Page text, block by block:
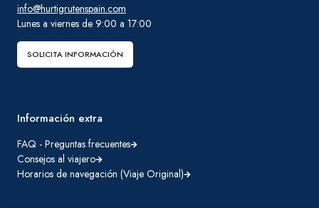
info@hurtigrutenspain.com
Lunes a viernes de 9:00 a 17:00
SOLICITA INFORMACIÓN
Información extra
FAQ - Preguntas frecuentes
Consejos al viajero
Horarios de navegación (Viaje Original)